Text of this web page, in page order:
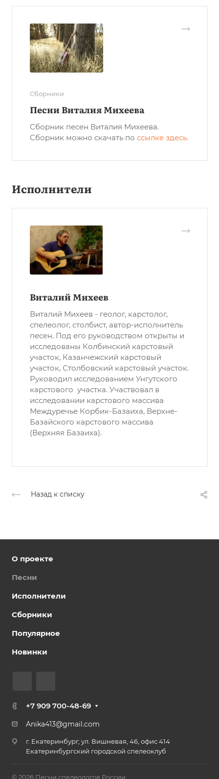
Сборники
Песни Виталия Михеева
Сборник песен Виталия Михеева.
Сборник можно скачать по ссылке здесь.
Исполнители
Виталий Михеев
Виталий Михеев - геолог, карстолог,
спелеолог, столбист, автор-исполнитель
песен. Под его руководством открыты и
исследованы Колбинский карстовый
участок, Казанчежский карстовый
участок, Столбовский карстовый участок.
Руководил исследованием Унгутского
карстового участка. Участвовал в
исследовании карстового массива
Междуречье Корбик-Базаиха, Верхне-
Базайского карстового массива
(Верхняя Базаиха).
Назад к списку
О проекте
Песни
Исполнители
Сборники
Популярное
Новинки
+7 909 700-48-69
Anika413@gmail.com
г. Екатеринбург, ул. Вишневая, 46, офис 414
Екатеринбургский городской спелеоклуб
© 2026 Песни спелеологов России